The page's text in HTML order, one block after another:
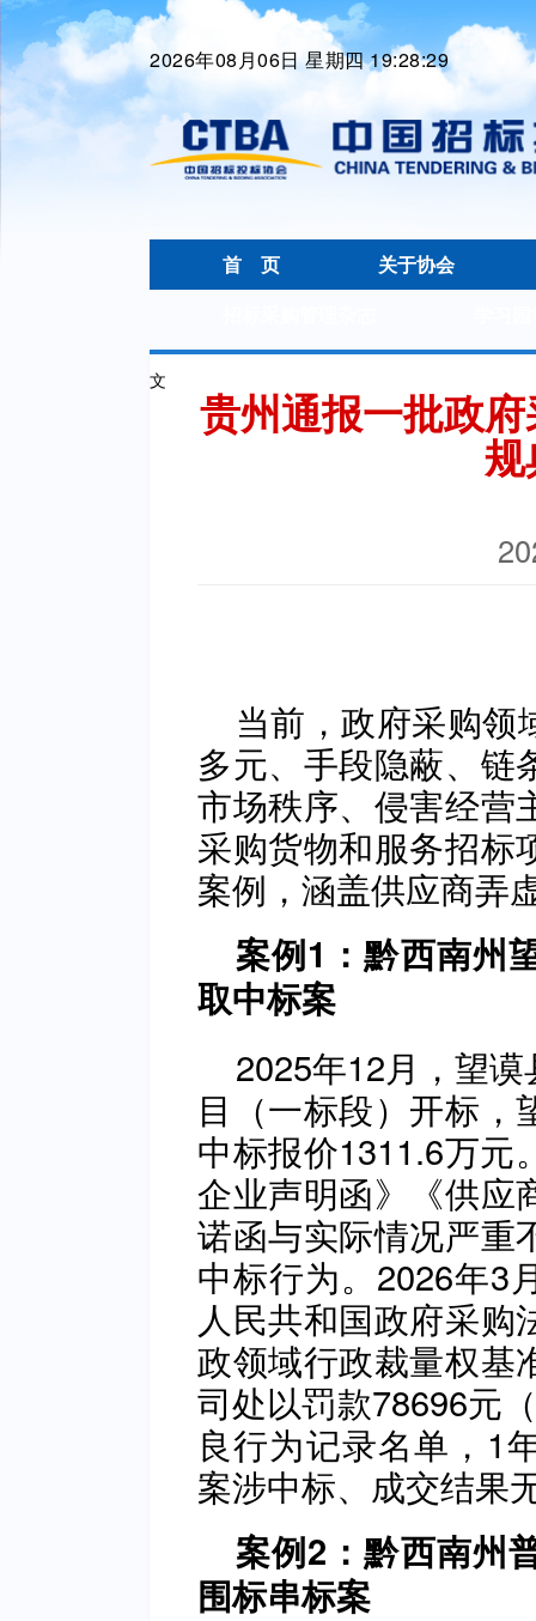
2026年08月06日 星期四 19:28:30
首 页
关于协会
文
贵州通报一批政
当前，政府采购领
多元、手段隐蔽、链
市场秩序、侵害经营
采购货物和服务招标
案例，涵盖供应商弄
案例1：黔西南州
取中标案
2025年12月，望
目（一标段）开标，
中标报价1311.6万元
企业声明函》《供应
诺函与实际情况严重
中标行为。2026年3
人民共和国政府采
政领域行政裁量权基
司处以罚款78696元
良行为记录名单，1
案涉中标、成交结果
案例2：黔西南州
围标串标案